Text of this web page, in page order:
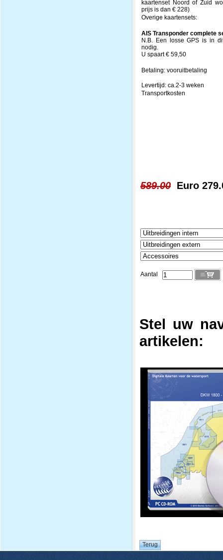
kaartenset Noord of Zuid
prijs is dan € 228)
Overige kaartensets:
AIS Transponder complete
N.B. Een losse GPS is in
nodig.
U spaart € 59,50
Betaling: vooruitbetaling
Levertijd: ca.2-3 weken
Transportkosten
589.00 Euro
Aantal
Stel uw
artikelen: